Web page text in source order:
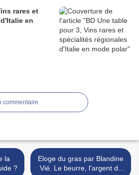
rares et
en
commentaire
?
Eloge du gras par Blandine
Vié. Le beurre, l'argent du